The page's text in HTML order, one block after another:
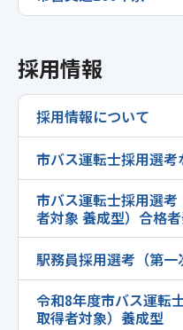
採用情報
採用情報について
市バス運転士採用選
市バス運転士採用選
者対象 養成型）合格
駅務員採用選考（第
令和8年度市バス運転
取得者対象）養成型